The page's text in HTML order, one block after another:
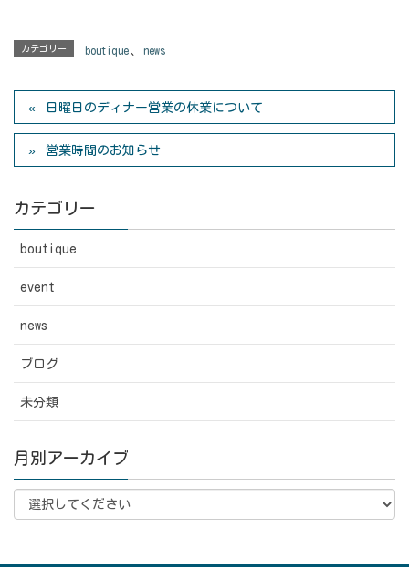
カテゴリー boutique news
日曜日のディナー営業の休業について
営業時間のお知らせ
カテゴリー
boutique
event
news
ブログ
未分類
月別アーカイブ